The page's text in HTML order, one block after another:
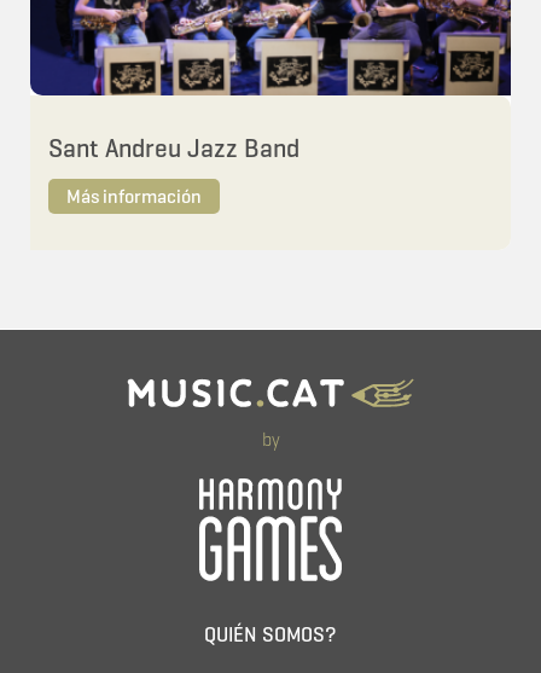
Sant Andreu Jazz Band
Más información
by
QUIÉN SOMOS?